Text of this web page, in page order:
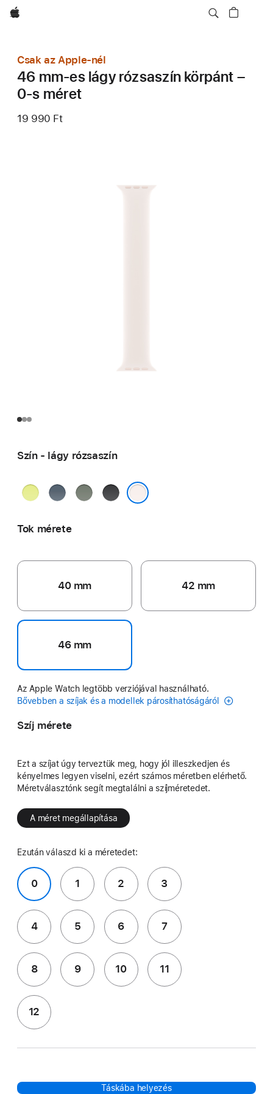
Apple
Csak az Apple-nél
46 mm-es lágy rózsaszín körpánt –
0-s méret
19 990 Ft
Szín - lágy rózsaszín
neonsárga
acélkékzöldesszürke
fekete
Tok mérete
40 mm 42 mm
46 mm
Az Apple Watch legtöbb verziójával használható.
Bővebben a szíjak és a modellek párosíthatóságáról
Szíj mérete
Ezt a szíjat úgy terveztük meg, hogy jól illeszkedjen és
kényelmes legyen viselni, ezért számos méretben elérhető.
Méretválasztónk segít megtalálni a szíjméretedet.
A méret megállapítása
Ezután válaszd ki a méretedet:
0 1 2 3
4 5 6 7
8 9 10 11
12
Táskába helyezés